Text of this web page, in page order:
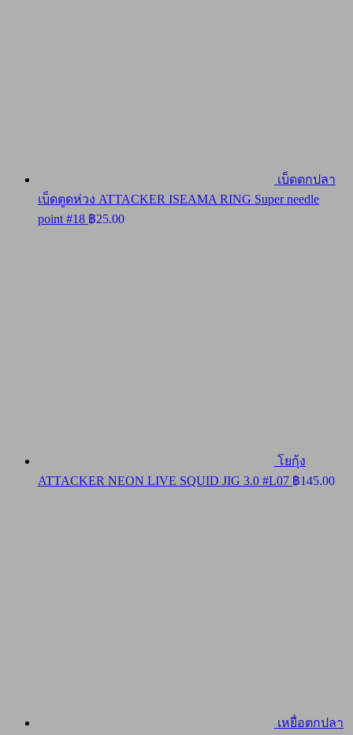
เบ็ดตกปลา
เบ็ดตูดห่วง ATTACKER ISEAMA RING Super needle
point #18 ฿25.00
โยกุ้ง
ATTACKER NEON LIVE SQUID JIG 3.0 #L07 ฿145.00
เหยื่อตกปลา